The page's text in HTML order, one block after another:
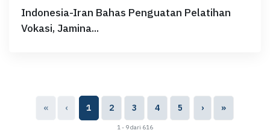
Indonesia-Iran Bahas Penguatan Pelatihan
Vokasi, Jamina...
« ‹ 1 2 3 4 5 › »
1 - 9 dari 616